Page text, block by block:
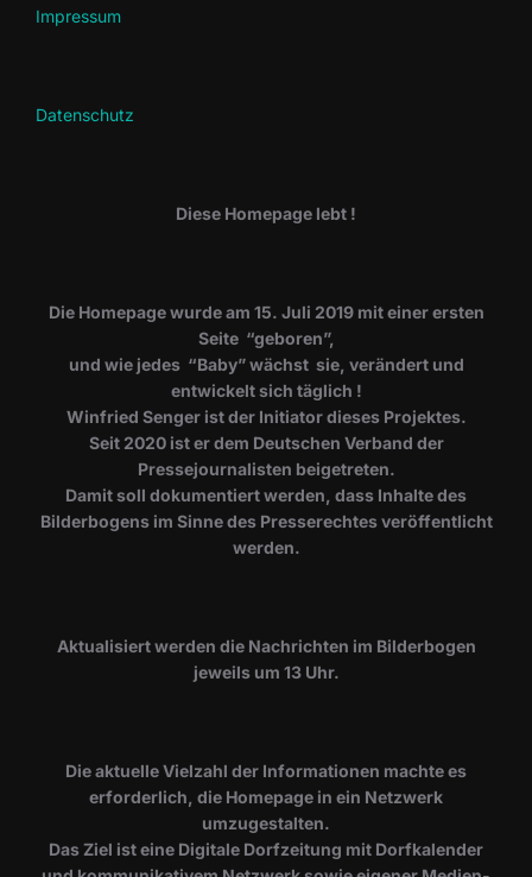
Impressum
Datenschutz
Diese Homepage lebt !
Die Homepage wurde am 15. Juli 2019 mit einer ersten
Seite “geboren”,
und wie jedes “Baby” wächst sie, verändert und
entwickelt sich täglich !
Winfried Senger ist der Initiator dieses Projektes.
Seit 2020 ist er dem Deutschen Verband der
Pressejournalisten beigetreten.
Damit soll dokumentiert werden, dass Inhalte des
Bilderbogens im Sinne des Presserechtes veröffentlicht
werden.
​Aktualisiert werden die Nachrichten im Bilderbogen
jeweils um 13 Uhr.
Die aktuelle Vielzahl der Informationen machte es
erforderlich, die Homepage in ein Netzwerk
umzugestalten.
Das Ziel ist eine Digitale Dorfzeitung mit Dorfkalender